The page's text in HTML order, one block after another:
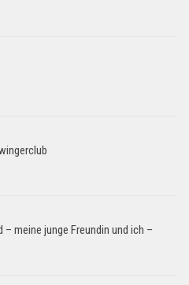
meine junge Freundin und ich –